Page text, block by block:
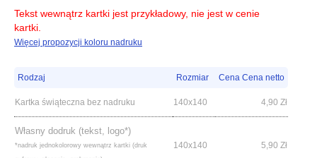
Tekst wewnątrz kartki jest przykładowy, nie jest w cenie
kartki.
Więcej propozycji koloru nadruku
Rodzaj Rozmiar Cena Cena netto
Kartka świąteczna bez nadruku 140x140 4,90 Zł
Własny dodruk (tekst, logo*)
*nadruk jednokolorowy wewnątrz kartki (druk
140x140 5,90 Zł